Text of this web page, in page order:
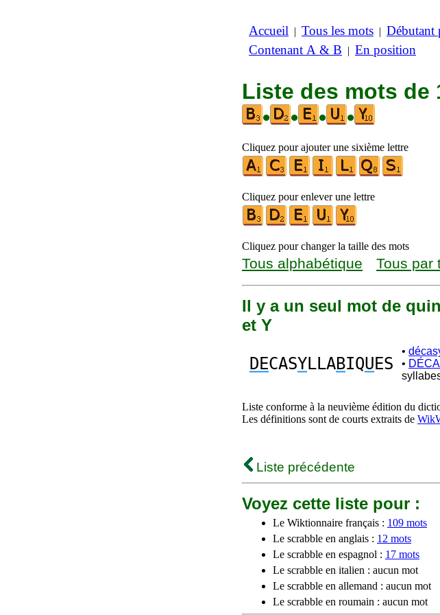
Accueil | Tous les mots | Débutant
Contenant A & B | En position
Liste des mots de
•
• • •
Cliquez pour ajouter une sixième lettre
Cliquez pour enlever une lettre
Cliquez pour changer la taille des mots
Tous alphabétique Tous par
Il y a un seul mot de
et Y
DECASYLLABIQUES
•
•
Liste conforme à la neuvième édition du
Les définitions sont de courts extraits de
Liste précédente
Voyez cette liste pour :
Le Wiktionnaire français : 109 mots
Le scrabble en anglais : 12 mots
Le scrabble en espagnol : 17 mots
Le scrabble en italien : aucun mot
Le scrabble en allemand : aucun mot
Le scrabble en roumain : aucun mot